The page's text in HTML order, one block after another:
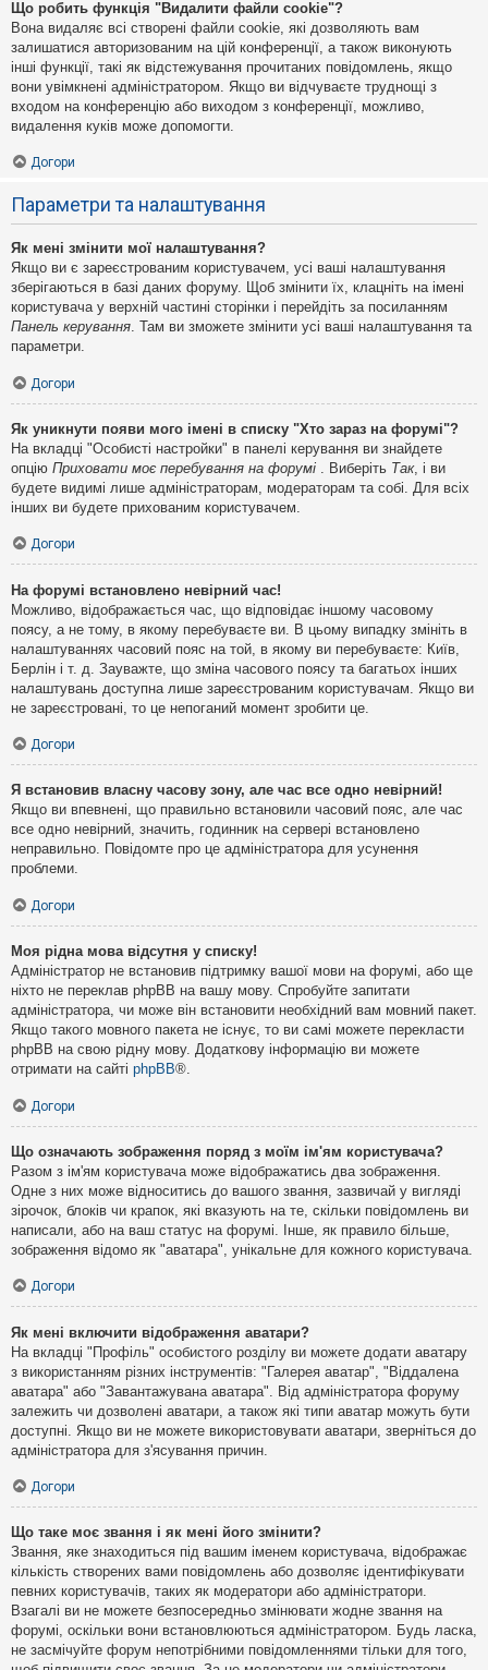
Що робить функція "Видалити файли cookie"?
Вона видаляє всі створені файли cookie, які дозволяють вам
залишатися авторизованим на цій конференції, а також виконують
інші функції, такі як відстежування прочитаних повідомлень, якщо
вони увімкнені адміністратором. Якщо ви відчуваєте труднощі з
входом на конференцію або виходом з конференції, можливо,
видалення куків може допомогти.
Догори
Параметри та налаштування
Як мені змінити мої налаштування?
Якщо ви є зареєстрованим користувачем, усі ваші налаштування
зберігаються в базі даних форуму. Щоб змінити їх, клацніть на імені
користувача у верхній частині сторінки і перейдіть за посиланням
Панель керування . Там ви зможете змінити усі ваші налаштування та
параметри.
Догори
Як уникнути появи мого імені в списку "Хто зараз на форумі"?
На вкладці "Особисті настройки" в панелі керування ви знайдете
опцію Приховати моє перебування на форумі . Виберіть Так, і ви
будете видимі лише адміністраторам, модераторам та собі. Для всіх
інших ви будете прихованим користувачем.
Догори
На форумі встановлено невірний час!
Можливо, відображається час, що відповідає іншому часовому
поясу, а не тому, в якому перебуваєте ви. В цьому випадку змініть в
налаштуваннях часовий пояс на той, в якому ви перебуваєте: Київ,
Берлін і т. д. Зауважте, що зміна часового поясу та багатьох інших
налаштувань доступна лише зареєстрованим користувачам. Якщо ви
не зареєстровані, то це непоганий момент зробити це.
Догори
Я встановив власну часову зону, але час все одно невірний!
Якщо ви впевнені, що правильно встановили часовий пояс, але час
все одно невірний, значить, годинник на сервері встановлено
неправильно. Повідомте про це адміністратора для усунення
проблеми.
Догори
Моя рідна мова відсутня у списку!
Адміністратор не встановив підтримку вашої мови на форумі, або ще
ніхто не переклав phpBB на вашу мову. Спробуйте запитати
адміністратора, чи може він встановити необхідний вам мовний пакет.
Якщо такого мовного пакета не існує, то ви самі можете перекласти
phpBB на свою рідну мову. Додаткову інформацію ви можете
отримати на сайті phpBB®.
Догори
Що означають зображення поряд з моїм ім'ям користувача?
Разом з ім'ям користувача може відображатись два зображення.
Одне з них може відноситись до вашого звання, зазвичай у вигляді
зірочок, блоків чи крапок, які вказують на те, скільки повідомлень ви
написали, або на ваш статус на форумі. Інше, як правило більше,
зображення відомо як "аватара", унікальне для кожного користувача.
Догори
Як мені включити відображення аватари?
На вкладці "Профіль" особистого розділу ви можете додати аватару
з використанням різних інструментів: "Галерея аватар", "Віддалена
аватара" або "Завантажувана аватара". Від адміністратора форуму
залежить чи дозволені аватари, а також які типи аватар можуть бути
доступні. Якщо ви не можете використовувати аватари, зверніться до
адміністратора для з'ясування причин.
Догори
Що таке моє звання і як мені його змінити?
Звання, яке знаходиться під вашим іменем користувача, відображає
кількість створених вами повідомлень або дозволяє ідентифікувати
певних користувачів, таких як модератори або адміністратори.
Взагалі ви не можете безпосередньо змінювати жодне звання на
форумі, оскільки вони встановлюються адміністратором. Будь ласка,
не засмічуйте форум непотрібними повідомленнями тільки для того,